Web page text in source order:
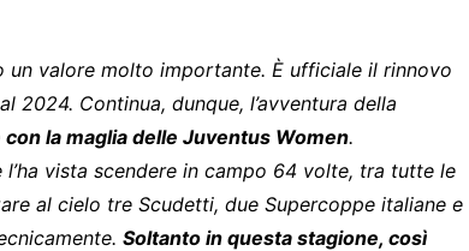
un valore molto importante. È ufficiale il rinnovo
2024. Continua, dunque, l’avventura della
la maglia delle Juventus Women.
vista scendere in campo 64 volte, tra tutte le
al cielo tre Scudetti, due Supercoppe italiane e
Soltanto in questa stagione, così